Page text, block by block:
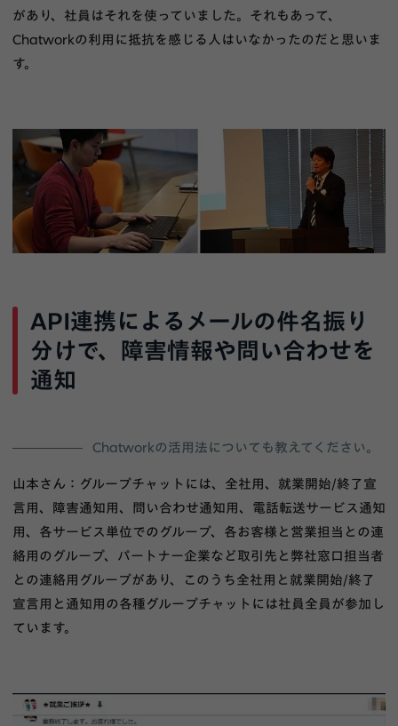
があり、社員はそれを使っていました。それもあって、
Chatworkの利用に抵抗を感じる人はいなかったのだと思いま
す。
API連携によるメールの件名振り
分けで、障害情報や問い合わせを
通知
Chatworkの活用法についても教えてください。
山本さん：グループチャットには、全社用、就業開始/終了宣
言用、障害通知用、問い合わせ通知用、電話転送サービス通知
用、各サービス単位でのグループ、各お客様と営業担当との連
絡用のグループ、パートナー企業など取引先と弊社窓口担当者
との連絡用グループがあり、このうち全社用と就業開始/終了
宣言用と通知用の各種グループチャットには社員全員が参加し
ています。